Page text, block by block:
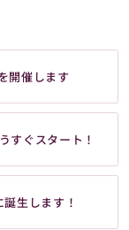
開催します
すぐスタート！
生します！